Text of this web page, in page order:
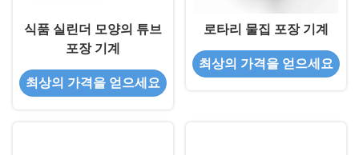
식품 실린더 모양의 튜브
포장 기계
최상의 가격을 얻으세요
로타리 물집 포장 기계
최상의 가격을 얻으세요